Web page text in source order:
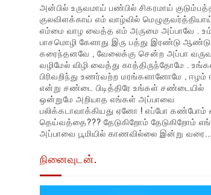
அன்பில் உருவமாய் பண்பில் சிகரமாய்
குலவிளக்காய் எம் வாழ்வில்
எம்மை வாழ வைத்த எம் அருமை அப்பாவே .
பாசமொழி கேளாது இரு பத்து இரண்டு
கரைந்தனவே , வேலைக்கு சென்ற அப்பா
வழிமேல் விழி வைத்து காத்திருந்தோமே .
பிரிவறிந்து உணர்வற்ற மரங்களானோமே , ஈழம்
என்று சண்டை பிடித்திரே உங்கள் சண்டையில்
ஒன்றுமே அறியாத எங்கள் அப்பாவை
பலிக்கடாவாக்கியது ஏனோ ! எப்போ கண்போம்
தெய்வத்தை??? தேடுகிறோம் தேடுகிறோம்
அப்பாவை பூமியில் காணவில்லை இன்று வரை...
நினைவுடன்.